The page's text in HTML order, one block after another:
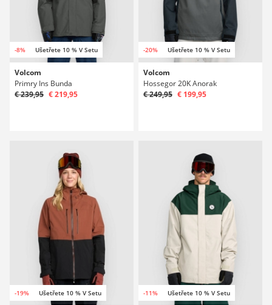
-8% Ušetřete 10 % V Setu
Volcom
Primry Ins Bunda
€ 239,95 € 219,95
-20% Ušetřete 10 % V Setu
Volcom
Hossegor 20K Anorak
€ 249,95 € 199,95
-19% Ušetřete 10 % V Setu -11% Ušetřete 10 % V Setu